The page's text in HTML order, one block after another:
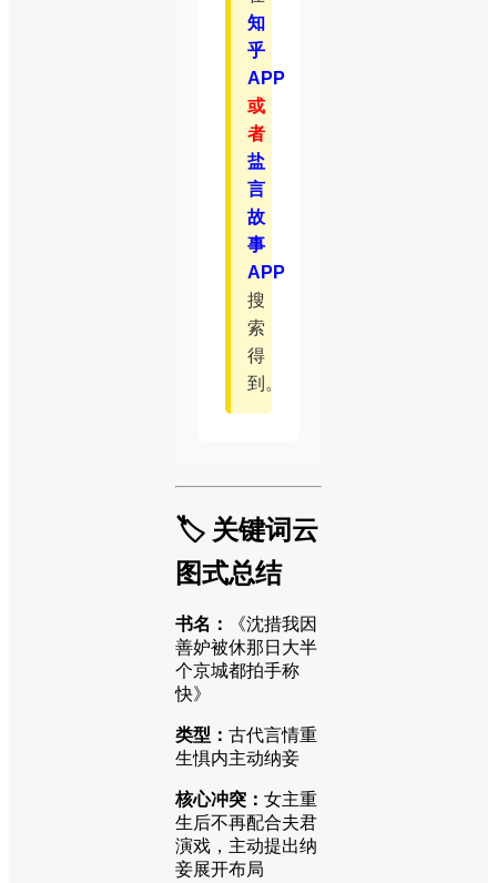
知
乎
APP
或
者
盐
言
故
事
APP
搜
索
得
到。
🏷️ 关键词云
图式总结
书名：
《沈措我因
善妒被休那日大半
个京城都拍手称
快》
类型： 古代言情重
生惧内主动纳妾
核心冲突： 女主重
生后不再配合夫君
演戏，主动提出纳
妾展开布局